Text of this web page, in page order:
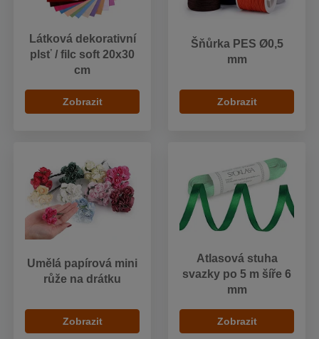
Látková dekorativní
plsť / filc soft 20x30
cm
Zobrazit
Šňůrka PES Ø0,5
mm
Zobrazit
Umělá papírová mini
růže na drátku
Zobrazit
Atlasová stuha
svazky po 5 m šíře 6
mm
Zobrazit